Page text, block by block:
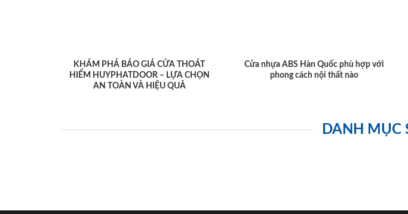
KHÁM PHÁ BÁO GIÁ CỬA THOÁT
HIỂM HUYPHATDOOR – LỰA CHỌN
AN TOÀN VÀ HIỆU QUẢ
Cửa nhựa ABS Hàn Quốc phù hợp với
phong cách nội thất nào
DANH MỤC